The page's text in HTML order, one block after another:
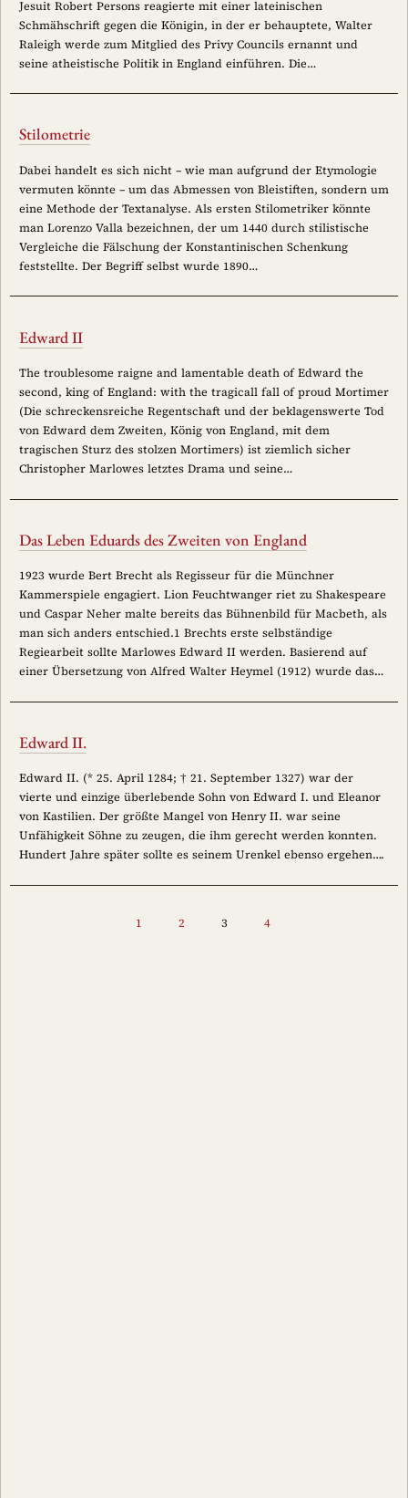
Jesuit Robert Persons reagierte mit einer lateinischen
Schmähschrift gegen die Königin, in der er behauptete, Walter
Raleigh werde zum Mitglied des Privy Councils ernannt und
seine atheistische Politik in England einführen. Die…
Stilometrie
Dabei handelt es sich nicht – wie man aufgrund der Etymologie
vermuten könnte – um das Abmessen von Bleistiften, sondern um
eine Methode der Textanalyse. Als ersten Stilometriker könnte
man Lorenzo Valla bezeichnen, der um 1440 durch stilistische
Vergleiche die Fälschung der Konstantinischen Schenkung
feststellte. Der Begriff selbst wurde 1890…
Edward II
The troublesome raigne and lamentable death of Edward the
second, king of England: with the tragicall fall of proud Mortimer
(Die schreckensreiche Regentschaft und der beklagenswerte Tod
von Edward dem Zweiten, König von England, mit dem
tragischen Sturz des stolzen Mortimers) ist ziemlich sicher
Christopher Marlowes letztes Drama und seine…
Das Leben Eduards des Zweiten von England
1923 wurde Bert Brecht als Regisseur für die Münchner
Kammerspiele engagiert. Lion Feuchtwanger riet zu Shakespeare
und Caspar Neher malte bereits das Bühnenbild für Macbeth, als
man sich anders entschied.1 Brechts erste selbständige
Regiearbeit sollte Marlowes Edward II werden. Basierend auf
einer Übersetzung von Alfred Walter Heymel (1912) wurde das…
Edward II.
Edward II. (* 25. April 1284; † 21. September 1327) war der
vierte und einzige überlebende Sohn von Edward I. und Eleanor
von Kastilien. Der größte Mangel von Henry II. war seine
Unfähigkeit Söhne zu zeugen, die ihm gerecht werden konnten.
Hundert Jahre später sollte es seinem Urenkel ebenso ergehen….
1 2 3 4